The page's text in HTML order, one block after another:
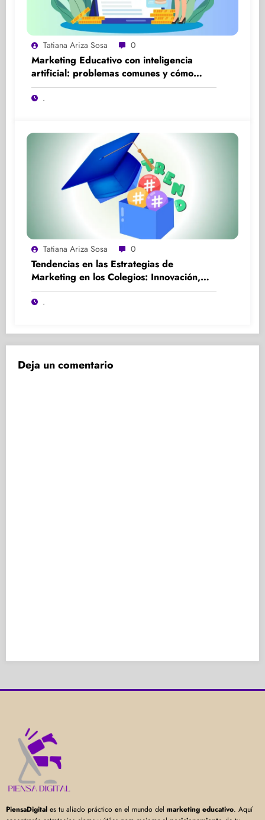
Tatiana Ariza Sosa 0
Marketing Educativo con inteligencia
artificial: problemas comunes y cómo
solucionarlos
.
Tatiana Ariza Sosa 0
Tendencias en las Estrategias de
Marketing en los Colegios: Innovación,
Participación y Experiencia
.
Deja un comentario
PiensaDigital es tu aliado práctico en el mundo del marketing educativo. Aquí